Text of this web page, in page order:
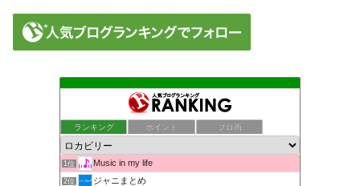
ランキング ポイント ブロ画
1位 Music in my life
2位 ジャニまとめ